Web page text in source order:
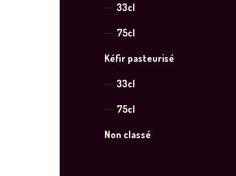
33cl
75cl
Kéfir pasteurisé
33cl
75cl
Non classé